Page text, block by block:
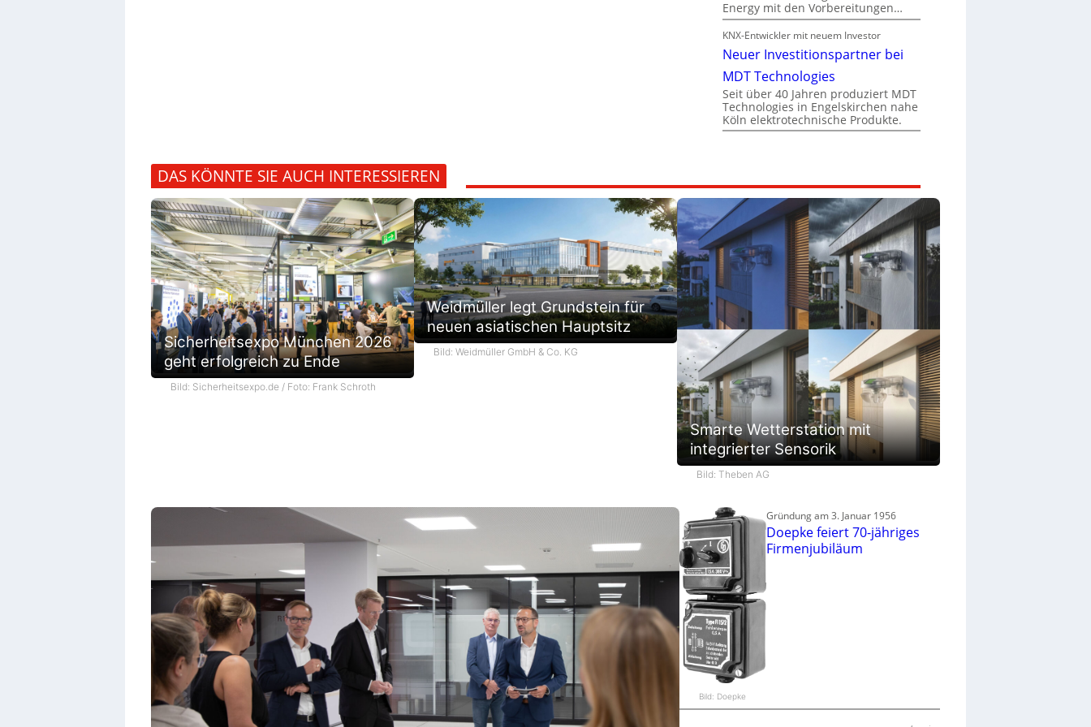
Energy mit den Vorbereitungen…
KNX-Entwickler mit neuem Investor
Neuer Investitionspartner bei
MDT Technologies
Seit über 40 Jahren produziert MDT
Technologies in Engelskirchen nahe
Köln elektrotechnische Produkte.
DAS KÖNNTE SIE AUCH INTERESSIEREN
Sicherheitsexpo München 2026
geht erfolgreich zu Ende
Bild: Sicherheitsexpo.de / Foto: Frank Schroth
Weidmüller legt Grundstein für
neuen asiatischen Hauptsitz
Bild: Weidmüller GmbH & Co. KG
Smarte Wetterstation mit
integrierter Sensorik
Bild: Theben AG
Bild: Doepke
Gründung am 3. Januar 1956
Doepke feiert 70-jähriges
Firmenjubiläum